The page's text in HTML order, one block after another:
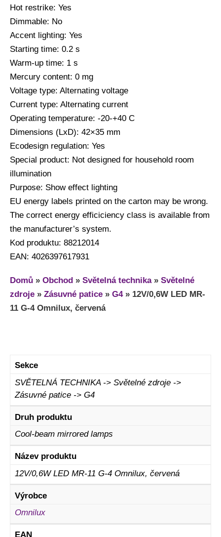
Hot restrike: Yes
Dimmable: No
Accent lighting: Yes
Starting time: 0.2 s
Warm-up time: 1 s
Mercury content: 0 mg
Voltage type: Alternating voltage
Current type: Alternating current
Operating temperature: -20-+40 C
Dimensions (LxD): 42×35 mm
Ecodesign regulation: Yes
Special product: Not designed for household room
illumination
Purpose: Show effect lighting
EU energy labels printed on the carton may be wrong.
The correct energy efficiciency class is available from
the manufacturer’s system.
Kod produktu: 88212014
EAN: 4026397617931
Domů » Obchod » Světelná technika» Světelné
zdroje » Zásuvné patice » G4» 12V/0,6W LED MR-
11 G-4 Omnilux, červená
Sekce
SVĚTELNÁ TECHNIKA -> Světelné zdroje ->
Zásuvné patice -> G4
Druh produktu
Cool-beam mirrored lamps
Název produktu
12V/0,6W LED MR-11 G-4 Omnilux, červená
Výrobce
Omnilux
EAN